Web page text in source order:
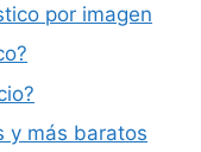
por imagen
y más baratos